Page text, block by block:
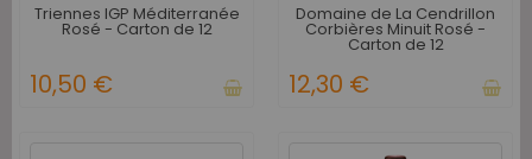
Triennes IGP Méditerranée
Rosé - Carton de 12
10,50 €
Domaine de La Cendrillon
Corbières Minuit Rosé -
Carton de 12
12,30 €